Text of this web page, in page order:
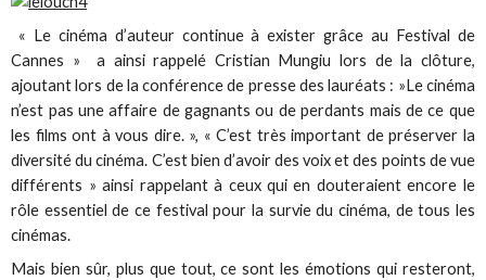
« Le cinéma d’auteur continue à exister grâce au Festival de
Cannes » a ainsi rappelé Cristian Mungiu lors de la clôture,
ajoutant lors de la conférence de presse des lauréats : »Le cinéma
n’est pas une affaire de gagnants ou de perdants mais de ce que
les films ont à vous dire. », « C’est très important de préserver la
diversité du cinéma. C’est bien d’avoir des voix et des points de vue
différents » ainsi rappelant à ceux qui en douteraient encore le
rôle essentiel de ce festival pour la survie du cinéma, de tous les
cinémas.
Mais bien sûr, plus que tout, ce sont les émotions qui resteront,